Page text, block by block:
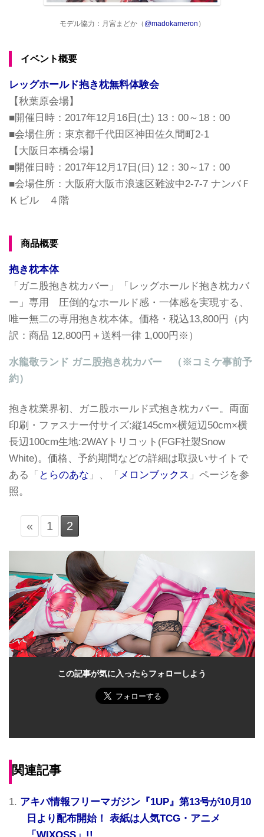
モデル協力：月宮まどか（ @madokameron ）
イベント概要
レッグホールド抱き枕無料体験会
【秋葉原会場】
■開催日時：2017年12月16日(土) 13：00～18：00
■会場住所：東京都千代田区神田佐久間町2-1
【大阪日本橋会場】
■開催日時：2017年12月17日(日) 12：30～17：00
■会場住所：大阪府大阪市浪速区難波中2-7-7 ナンバＦ
Ｋビル ４階
商品概要
抱き枕本体
「ガニ股抱き枕カバー」「レッグホールド抱き枕カバ
ー」専用 圧倒的なホールド感・一体感を実現する、
唯一無二の専用抱き枕本体。価格・税込13,800円（内
訳：商品 12,800円＋送料一律 1,000円※）
水龍敬ランド ガニ股抱き枕カバー （※コミケ事前予
約）
抱き枕業界初、ガニ股ホールド式抱き枕カバー。両面
印刷・ファスナー付サイズ:縦145cm×横短辺50cm×横
長辺100cm生地:2WAYトリコット(FGF社製Snow
White)。価格、予約期間などの詳細は取扱いサイトで
ある「 とらのあな 」、「 メロンブックス 」ページを参
照。
« 1 2
この記事が気に入ったらフォローしよう
関連記事
アキバ情報フリーマガジン『1UP』第13号が10月10
日より配布開始！ 表紙は人気TCG・アニメ